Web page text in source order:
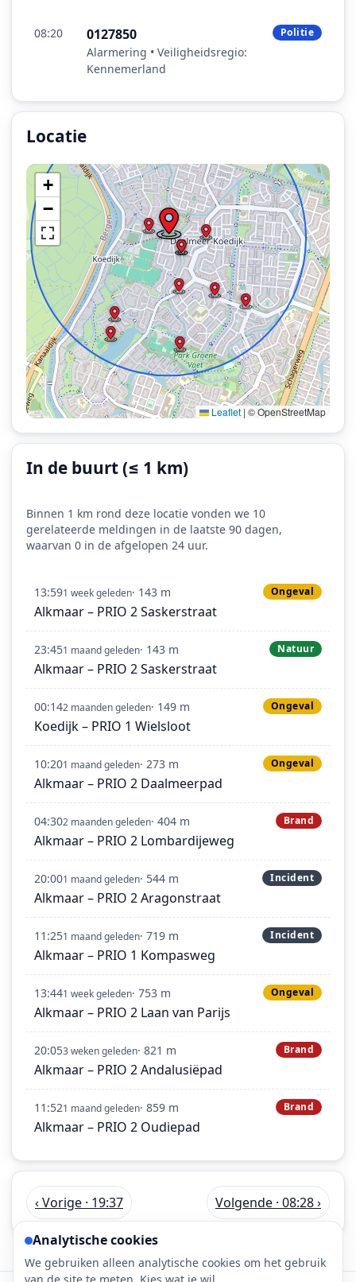
08:20 0127850
Alarmering • Veiligheidsregio:
Kennemerland
Politie
Locatie
+
−
Leaflet | © OpenStreetMap
Locatie van het incident: Daalmeerpad, Alkmaar.
In de buurt (≤ 1 km)
Binnen 1 km rond deze locatie vonden we 10
gerelateerde meldingen in de laatste 90 dagen,
waarvan 0 in de afgelopen 24 uur.
13:591 week geleden· 143 m Ongeval
Alkmaar – PRIO 2 Saskerstraat
23:451 maand geleden· 143 m Natuur
Alkmaar – PRIO 2 Saskerstraat
00:142 maanden geleden· 149 m Ongeval
Koedijk – PRIO 1 Wielsloot
10:201 maand geleden· 273 m Ongeval
Alkmaar – PRIO 2 Daalmeerpad
04:302 maanden geleden· 404 m Brand
Alkmaar – PRIO 2 Lombardijeweg
20:001 maand geleden· 544 m Incident
Alkmaar – PRIO 2 Aragonstraat
11:251 maand geleden· 719 m Incident
Alkmaar – PRIO 1 Kompasweg
13:441 week geleden· 753 m Ongeval
Alkmaar – PRIO 2 Laan van Parijs
20:053 weken geleden· 821 m Brand
Alkmaar – PRIO 2 Andalusiëpad
11:521 maand geleden· 859 m Brand
Alkmaar – PRIO 2 Oudiepad
‹ Vorige · 19:37 Volgende · 08:28 ›
Analytische cookies
We gebruiken alleen analytische cookies om het gebruik